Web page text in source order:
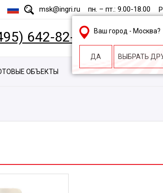
msk@ingri.ru пн. – пт.: 9.00-18.00
Ваш город - Москва?
ДА ВЫБРАТЬ
642-82-62
ОБЪЕКТЫ